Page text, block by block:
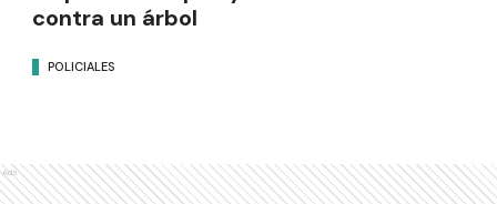
contra un árbol
POLICIALES
Ads